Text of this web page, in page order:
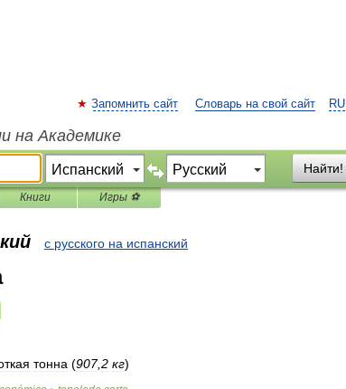
RU
Запомнить сайт Словарь на свой сайт
на Академике
Найти!
Книги Игры ⚽
с русского на испанский
тонна (907,2 кг)